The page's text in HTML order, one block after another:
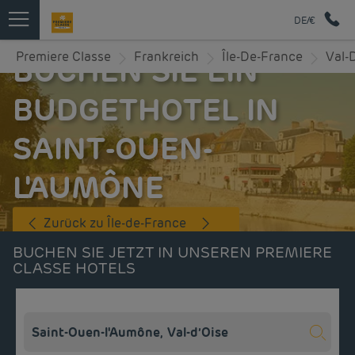
DE/€
Premiere Classe Frankreich Île-De-France Val-
BUCHEN SIE EIN
BUDGETHOTEL IN
SAINT-OUEN-
L'AUMÔNE
Zurück zu Île-de-France
BUCHEN SIE JETZT IN UNSEREN PREMIERE
CLASSE HOTELS